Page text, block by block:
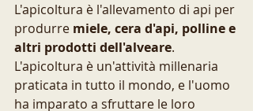
L'apicoltura è l'allevamento di api per
produrre miele, cera d'api, polline e
altri prodotti dell'alveare.
L'apicoltura è un'attività millenaria
praticata in tutto il mondo, e l'uomo
ha imparato a sfruttare le loro